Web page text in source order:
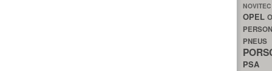
OPEL
PNEUS
PSA